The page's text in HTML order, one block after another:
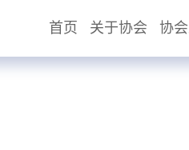
首页 关于协会 协